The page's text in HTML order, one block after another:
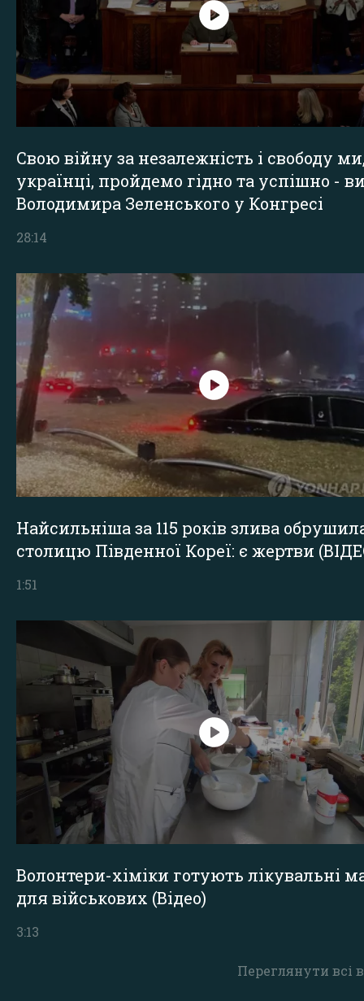
Переглянути всі
Свою війну за незалежність і свободу
українці, пройдемо гідно та успішно -
Володимира Зеленського у Конгресі
28:14
Найсильніша за 115 років злива
столицю Південної Кореї: є жертви
1:51
Волонтери-хіміки готують лікувальні
для військових (Відео)
3:13